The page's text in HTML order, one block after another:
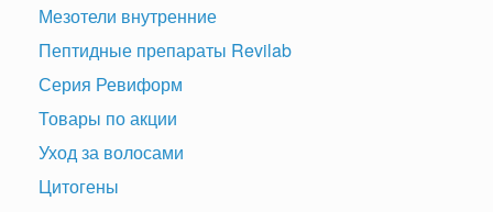
Мезотели внутренние
Пептидные препараты Revilab
Серия Ревиформ
Товары по акции
Уход за волосами
Цитогены